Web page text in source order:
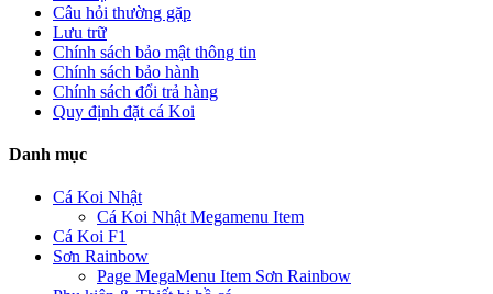
Câu hỏi thường gặp
Lưu trữ
Chính sách bảo mật thông tin
Chính sách bảo hành
Chính sách đổi trả hàng
Quy định đặt cá Koi
Danh mục
Cá Koi Nhật
Cá Koi Nhật Megamenu Item
Cá Koi F1
Sơn Rainbow
Page MegaMenu Item Sơn Rainbow